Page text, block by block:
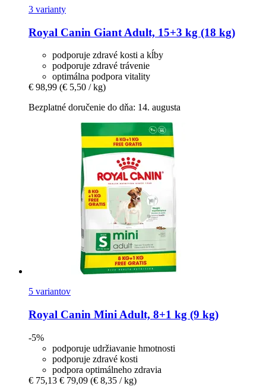
3 varianty
Royal Canin Giant Adult, 15+3 kg (18 kg)
podporuje zdravé kosti a kĺby
podporuje zdravé trávenie
optimálna podpora vitality
€ 98,99 (€ 5,50 / kg)
Bezplatné doručenie do dňa: 14. augusta
5 variantov
Royal Canin Mini Adult, 8+1 kg (9 kg)
-5%
podporuje udržiavanie hmotnosti
podporuje zdravé kosti
podpora optimálneho zdravia
€ 75,13 € 79,09 (€ 8,35 / kg)